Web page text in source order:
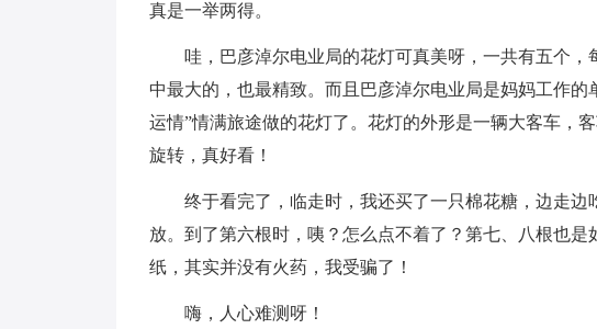
真是一举两得。
哇，巴彦淖尔电业局的花灯可真美呀，一共有五个
中最大的，也最精致。而且巴彦淖尔电业局是妈妈工作
运情”情满旅途做的花灯了。花灯的外形是一辆大客车，
旋转，真好看！
终于看完了，临走时，我还买了一只棉花糖，边走
放。到了第六根时，咦？怎么点不着了？第七、八根也
纸，其实并没有火药，我受骗了！
嗨，人心难测呀！